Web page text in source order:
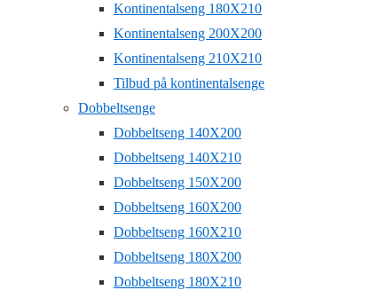
Kontinentalseng 180X210
Kontinentalseng 200X200
Kontinentalseng 210X210
Tilbud på kontinentalsenge
Dobbeltsenge
Dobbeltseng 140X200
Dobbeltseng 140X210
Dobbeltseng 150X200
Dobbeltseng 160X200
Dobbeltseng 160X210
Dobbeltseng 180X200
Dobbeltseng 180X210